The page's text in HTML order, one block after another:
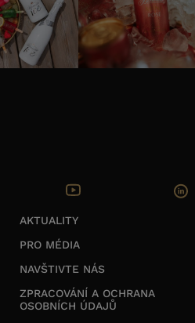
AKTUALITY
PRO MÉDIA
NAVŠTIVTE NÁS
ZPRACOVÁNÍ A OCHRANA
OSOBNÍCH ÚDAJŮ